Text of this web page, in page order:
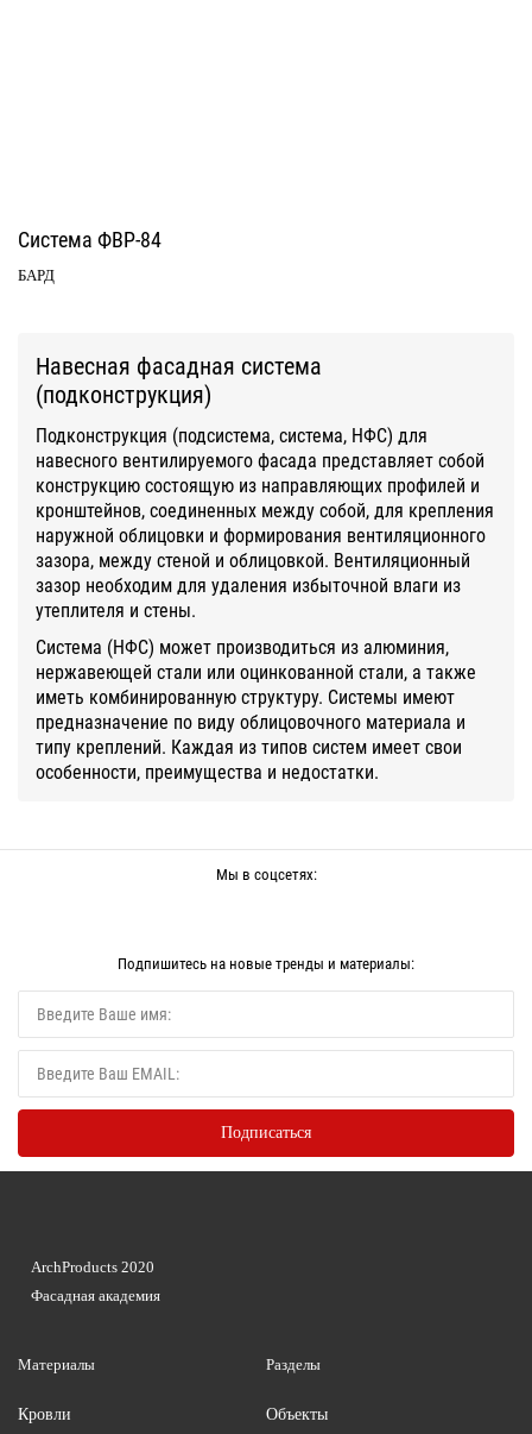
Система ФВР-84
БАРД
Навесная фасадная система
(подконструкция)
Подконструкция (подсистема, система, НФС) для
навесного вентилируемого фасада представляет собой
конструкцию состоящую из направляющих профилей и
кронштейнов, соединенных между собой, для крепления
наружной облицовки и формирования вентиляционного
зазора, между стеной и облицовкой. Вентиляционный
зазор необходим для удаления избыточной влаги из
утеплителя и стены.
Система (НФС) может производиться из алюминия,
нержавеющей стали или оцинкованной стали, а также
иметь комбинированную структуру. Системы имеют
предназначение по виду облицовочного материала и
типу креплений. Каждая из типов систем имеет свои
особенности, преимущества и недостатки.
Мы в соцсетях:
Подпишитесь на новые тренды и материалы:
Материалы
Кровли
Разделы
Объекты
ArchProducts 2020
Фасадная академия